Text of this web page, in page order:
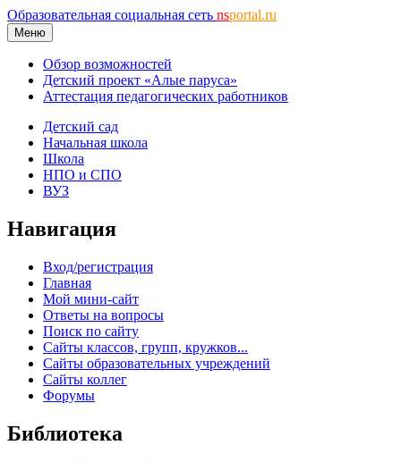
Образовательная социальная сеть nsportal.ru
Меню
Обзор возможностей
Детский проект «Алые паруса»
Аттестация педагогических работников
Детский сад
Начальная школа
Школа
НПО и СПО
ВУЗ
Навигация
Вход/регистрация
Главная
Мой мини-сайт
Ответы на вопросы
Поиск по сайту
Сайты классов, групп, кружков...
Сайты образовательных учреждений
Сайты коллег
Форумы
Библиотека